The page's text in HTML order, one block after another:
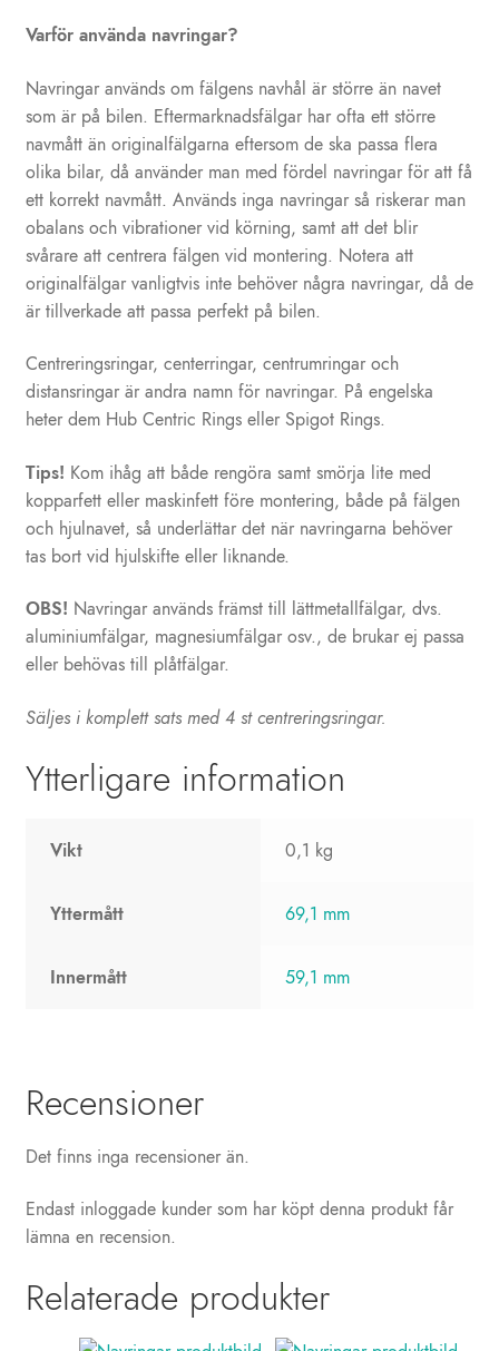
Varför använda navringar?
Navringar används om fälgens navhål är större än navet
som är på bilen. Eftermarknadsfälgar har ofta ett större
navmått än originalfälgarna eftersom de ska passa flera
olika bilar, då använder man med fördel navringar för att få
ett korrekt navmått. Används inga navringar så riskerar man
obalans och vibrationer vid körning, samt att det blir
svårare att centrera fälgen vid montering. Notera att
originalfälgar vanligtvis inte behöver några navringar, då de
är tillverkade att passa perfekt på bilen.
Centreringsringar, centerringar, centrumringar och
distansringar är andra namn för navringar. På engelska
heter dem Hub Centric Rings eller Spigot Rings.
Tips! Kom ihåg att både rengöra samt smörja lite med
kopparfett eller maskinfett före montering, både på fälgen
och hjulnavet, så underlättar det när navringarna behöver
tas bort vid hjulskifte eller liknande.
OBS! Navringar används främst till lättmetallfälgar, dvs.
aluminiumfälgar, magnesiumfälgar osv., de brukar ej passa
eller behövas till plåtfälgar.
Säljes i komplett sats med 4 st centreringsringar.
Ytterligare information
Vikt 0,1 kg
Yttermått 69,1 mm
Innermått 59,1 mm
Recensioner
Det finns inga recensioner än.
Endast inloggade kunder som har köpt denna produkt får
lämna en recension.
Relaterade produkter